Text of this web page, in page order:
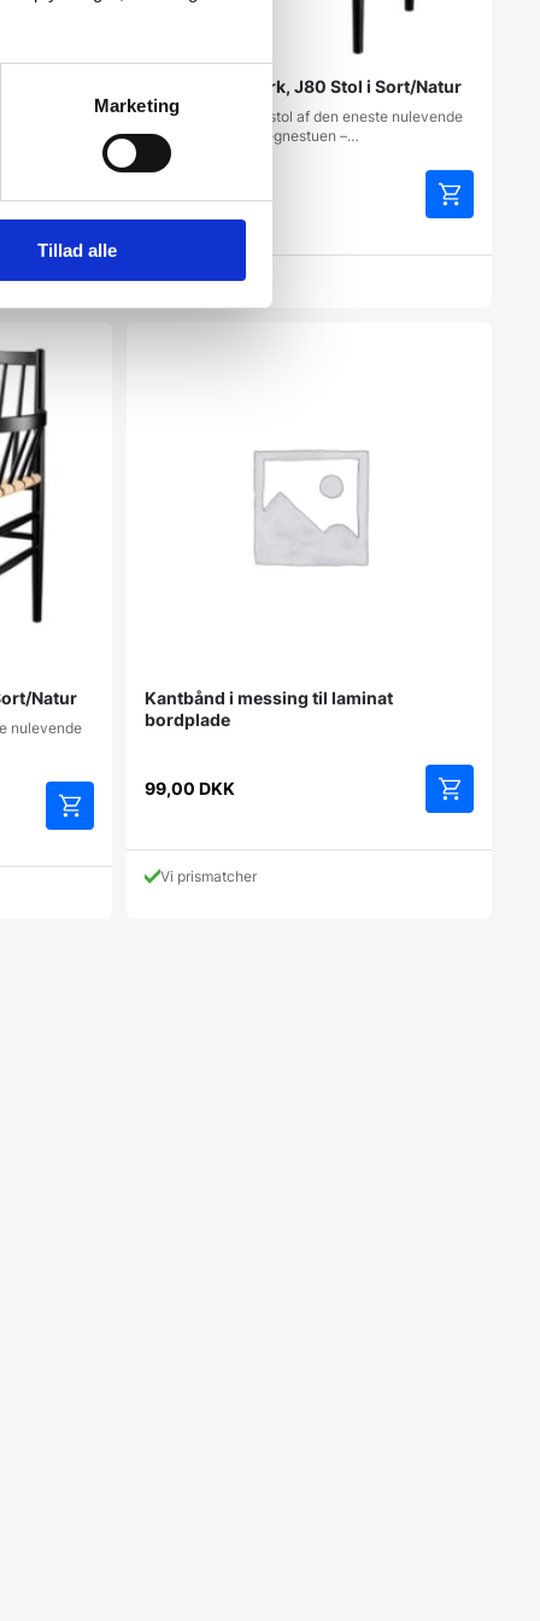
Marketing
Tillad alle
Jørgen Bækmark, J80 Stol i Sort/Natur
Ikonisk spisebordsstol af den eneste nulevende
designer fra FDB tegnestuen –…
Vi prismatcher
Natur
nulevende
Kantbånd i messing til laminat
bordplade
99,00 DKK
Vi prismatcher